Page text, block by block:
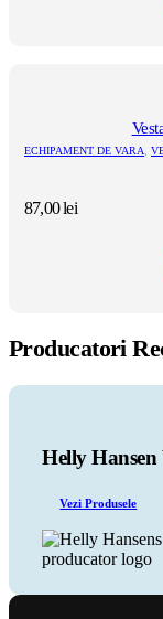
variații.
Opțiunile
fi
alese
ECHIPAMENT DE VARA,
87,00lei
are
multe
pagina
produsului.
Producatori
Helly
Vezi Produsele